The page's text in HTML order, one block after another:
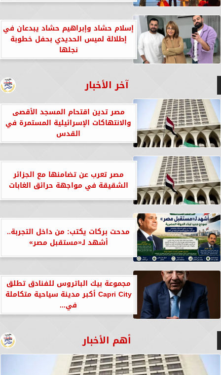
إسلام حشاد وإبراهيم حشاد يبدعان في
إطلالة لميس الحديدي بحفل خطوبة
نجلها
آخر الأخبار
مصر تدين اقتحام المسجد الأقصى
والانتهاكات الإسرائيلية المستمرة في
القدس
مصر تعرب عن تضامنها مع الجزائر
الشقيقة في مواجهة حرائق الغابات
مدحت بركات يكتب: من داخل التجربة..
أشهد لـ«مستقبل مصر»
مجموعة بيك الباتروس للفنادق تطلق
Capri City أكبر مدينة سياحية متكاملة
في...
أهم الأخبار